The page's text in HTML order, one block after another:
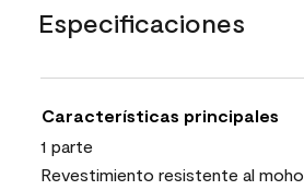
Especificaciones
Características principales
1 parte
Revestimiento resistente al moho